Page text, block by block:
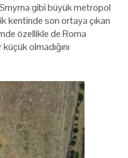
gibi büyük metropol
kentinde son ortaya çıkan
özellikle de Roma
olmadığını